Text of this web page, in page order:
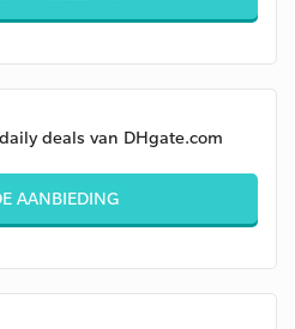
deals van DHgate.com
AANBIEDING